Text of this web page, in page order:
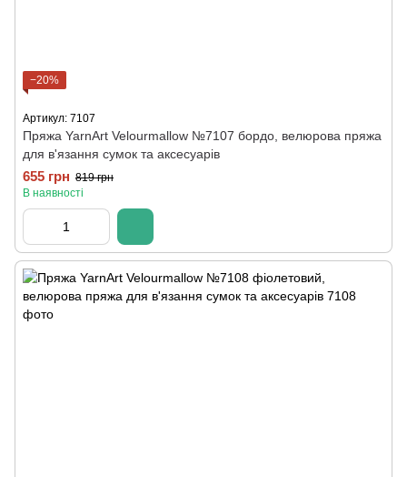
−20%
Артикул: 7107
Пряжа YarnArt Velourmallow №7107 бордо, велюрова пряжа
для в'язання сумок та аксесуарів
655 грн 819 грн
В наявності